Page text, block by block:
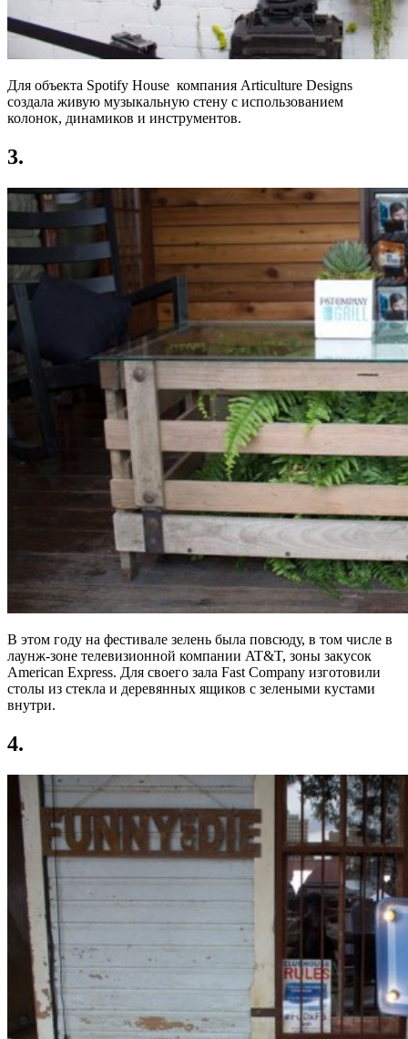
Для объекта Spotify House компания Articulture Designs
создала живую музыкальную стену с использованием
колонок, динамиков и инструментов.
3.
В этом году на фестивале зелень была повсюду, в том числе в
лаунж-зоне телевизионной компании AT&T, зоны закусок
American Express. Для своего зала Fast Company изготовили
столы из стекла и деревянных ящиков с зелеными кустами
внутри.
4.